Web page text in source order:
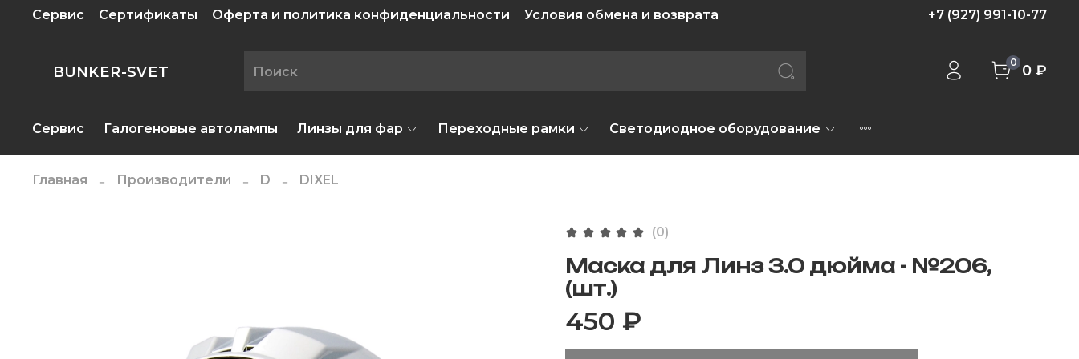
Сервис Сертификаты Оферта и политика конфиденциальности Условия обмена и возврата +7 (927) 991-10-77
BUNKER-SVET
0 0 ₽
Сервис Галогеновые автолампы Линзы для фар Переходные рамки Светодиодное оборудование
Главная Производители D DIXEL
(0)
Маска для Линз 3.0 дюйма - №206,
(шт.)
450 ₽